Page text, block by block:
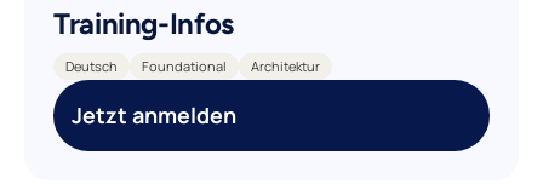
Training-Infos
Deutsch Foundational Architektur
Jetzt anmelden